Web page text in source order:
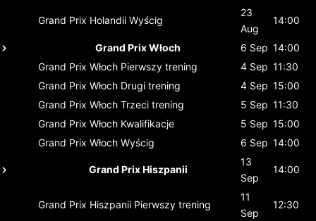
Grand Prix Holandii Wyścig
23
Aug
14:00
Grand Prix Włoch 6 Sep 14:00
Grand Prix Włoch Pierwszy trening 4 Sep 11:30
Grand Prix Włoch Drugi trening 4 Sep 15:00
Grand Prix Włoch Trzeci trening 5 Sep 11:30
Grand Prix Włoch Kwalifikacje 5 Sep 15:00
Grand Prix Włoch Wyścig 6 Sep 14:00
Grand Prix Hiszpanii
13
Sep
14:00
Grand Prix Hiszpanii Pierwszy trening
11
Sep
12:30